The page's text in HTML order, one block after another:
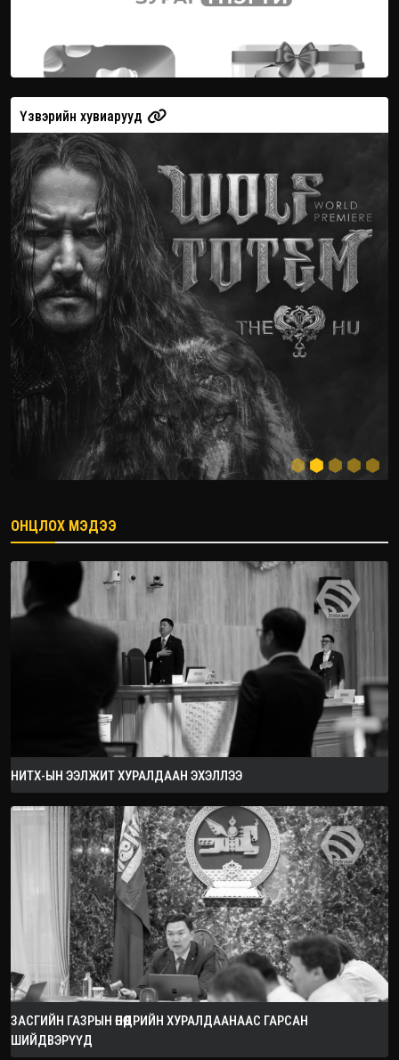
Үзвэрийн хувиарууд
2026.08.08
ОНЦЛОХ МЭДЭЭ
НИТХ-ЫН ЭЭЛЖИТ ХУРАЛДААН ЭХЭЛЛЭЭ
ЗАСГИЙН ГАЗРЫН ӨНӨӨДРИЙН ХУРАЛДААНААС ГАРСАН
ШИЙДВЭРҮҮД